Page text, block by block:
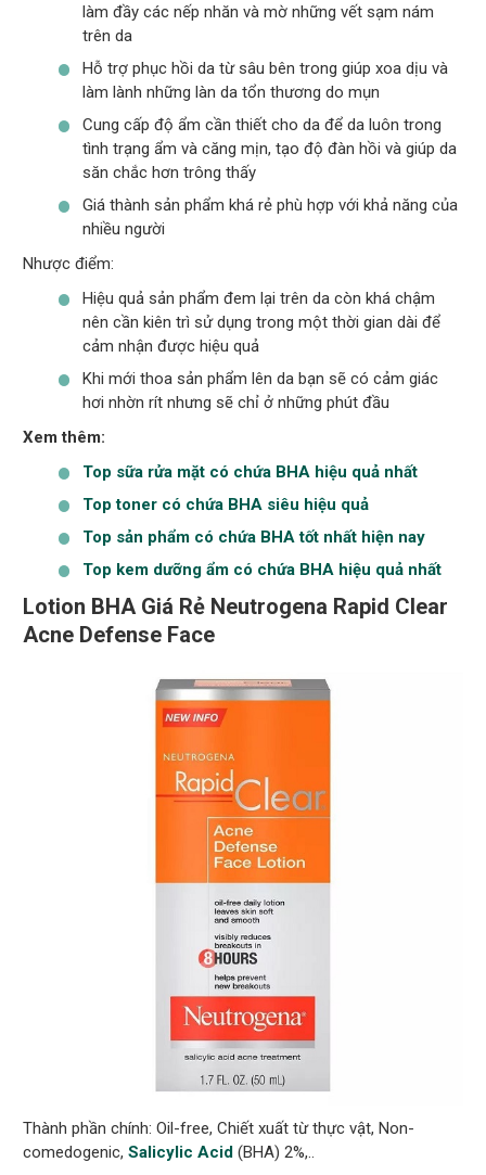
làm đầy các nếp nhăn và mờ những vết sạm nám
trên da
Hỗ trợ phục hồi da từ sâu bên trong giúp xoa dịu và
làm lành những làn da tổn thương do mụn
Cung cấp độ ẩm cần thiết cho da để da luôn trong
tình trạng ẩm và căng mịn, tạo độ đàn hồi và giúp da
săn chắc hơn trông thấy
Giá thành sản phẩm khá rẻ phù hợp với khả năng của
nhiều người
Nhược điểm:
Hiệu quả sản phẩm đem lại trên da còn khá chậm
nên cần kiên trì sử dụng trong một thời gian dài để
cảm nhận được hiệu quả
Khi mới thoa sản phẩm lên da bạn sẽ có cảm giác
hơi nhờn rít nhưng sẽ chỉ ở những phút đầu
Xem thêm:
Top sữa rửa mặt có chứa BHA hiệu quả nhất
Top toner có chứa BHA siêu hiệu quả
Top sản phẩm có chứa BHA tốt nhất hiện nay
Top kem dưỡng ẩm có chứa BHA hiệu quả nhất
Lotion BHA Giá Rẻ Neutrogena Rapid Clear
Acne Defense Face
Thành phần chính: Oil-free, Chiết xuất từ thực vật, Non-
comedogenic,Salicylic Acid (BHA) 2%,..